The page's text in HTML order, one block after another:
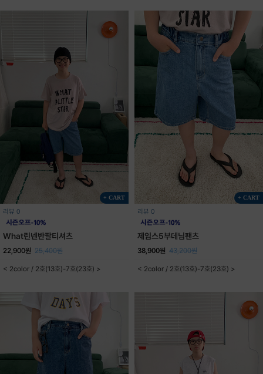
+ CART
리뷰 0
What린넨반팔티셔츠
22,900원 25,400원
< 2color / 2호(13호)-7호(23호) >
+ CART
리뷰 0
제임스5부데님팬츠
38,900원 43,200원
< 2color / 2호(13호)-7호(23호) >